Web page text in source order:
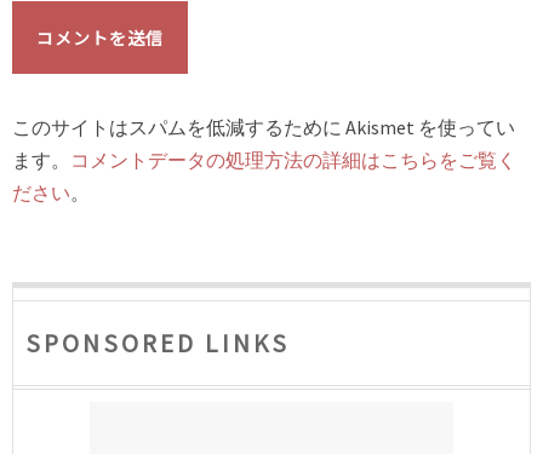
このサイトはスパムを低減するために Akismet を使ってい
ます。 コメントデータの処理方法の詳細はこちらをご覧く
ださい。
SPONSORED LINKS